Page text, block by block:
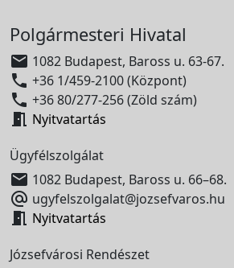
Polgármesteri Hivatal
 1082 Budapest, Baross u. 63-67.
 +36 1/459-2100 (Központ)
 +36 80/277-256 (Zöld szám)
 Nyitvatartás
Ügyfélszolgálat
 1082 Budapest, Baross u. 66–68.
 ugyfelszolgalat@jozsefvaros.hu
 Nyitvatartás
Józsefvárosi Rendészet